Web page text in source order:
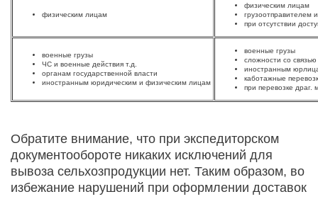
физическим лицам
физическим лицам
грузоотправителем
при отсутствии
военные грузы
ЧС и военные действия т.д.
органам государственной власти
иностранным юридическим и физическим лицам
военные грузы
сложности со
иностранным
каботажные
при перевозке драг.
Обратите внимание, что при экспедиторском
документообороте никаких исключений для
вывоза сельхозпродукции нет. Таким образом, во
избежание нарушений при оформлении доставок